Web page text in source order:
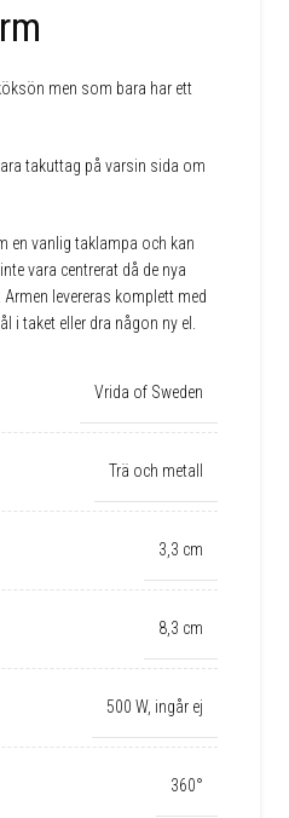
men som bara har ett
takuttag på varsin sida om
en vanlig taklampa och kan
vara centrerat då de nya
levereras komplett med
i taket eller dra någon ny el.
Vrida of Sweden
Trä och metall
3,3 cm
8,3 cm
500 W, ingår ej
360°